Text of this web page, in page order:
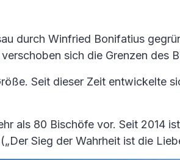
durch Winfried Bonifatius
sich die Grenzen des
Seit dieser Zeit
als 80 Bischöfe vor. Seit 2014
Sieg der Wahr­heit ist die